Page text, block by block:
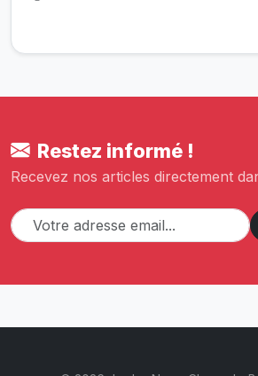
Restez informé !
Recevez nos articles directement